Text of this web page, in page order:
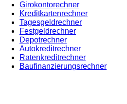
Girokontorechner
Kreditkartenrechner
Tagesgeldrechner
Festgeldrechner
Depotrechner
Autokreditrechner
Ratenkreditrechner
Baufinanzierungsrechner